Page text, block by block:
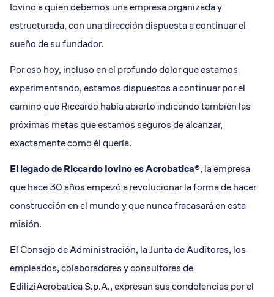
Iovino a quien debemos una empresa organizada y
estructurada, con una dirección dispuesta a continuar el
sueño de su fundador.
Por eso hoy, incluso en el profundo dolor que estamos
experimentando, estamos dispuestos a continuar por el
camino que Riccardo había abierto indicando también las
próximas metas que estamos seguros de alcanzar,
exactamente como él quería.
El legado de Riccardo Iovino es Acrobatica®, la empresa
que hace 30 años empezó a revolucionar la forma de hacer
construcción en el mundo y que nunca fracasará en esta
misión.
El Consejo de Administración, la Junta de Auditores, los
empleados, colaboradores y consultores de
EdiliziAcrobatica S.p.A., expresan sus condolencias por el